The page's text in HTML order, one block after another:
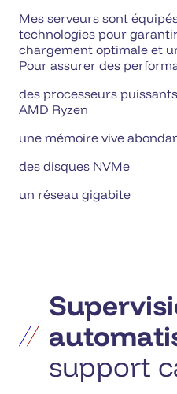
Mes serveurs sont
technologies pour
chargement optimale et
Pour assurer des
des processeurs
AMD Ryzen
une mémoire vive
des disques NVMe
un réseau gigabite
support